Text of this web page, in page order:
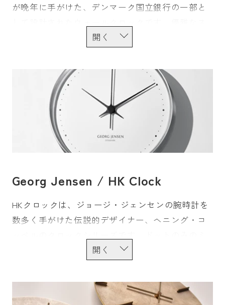
が晩年に手がけた、デンマーク国立銀行の一部と
パイラルを描くインデックスは12個の四角形から
っていくことで、時間をグラフィカルに表現して
Georg Jensen / HK Clock
HKクロックは、ジョージ・ジェンセンの腕時計を
数多く手がけた伝説的デザイナー、ヘニング・コ
ニマルな文字盤に、彫刻的曲線美を凝縮した針が
現在のデンマークデザインを確立した彼の筆跡を
感じさせます。